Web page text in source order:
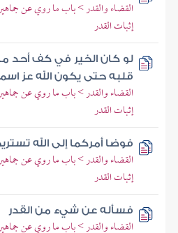
القضاء والقدر > باب ما روي عن
إثبات القدر
لو كان الخير في كف أحد
قلبه حتى يكون الله عز
القضاء والقدر > باب ما روي عن
إثبات القدر
فوضا أمركما إلى الله
القضاء والقدر > باب ما روي عن
إثبات القدر
فسأله عن شيء من القدر
القضاء والقدر > باب ما روي عن